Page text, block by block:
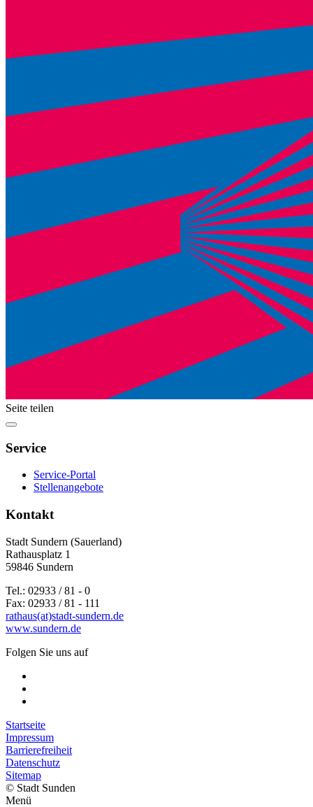
Seite teilen
Service
Service-Portal
Stellenangebote
Kontakt
Stadt Sundern (Sauerland)
Rathausplatz 1
59846 Sundern
Tel.: 02933 / 81 - 0
Fax: 02933 / 81 - 111
rathaus(at)stadt-sundern.de
www.sundern.de
Folgen Sie uns auf
Startseite
Impressum
Barrierefreiheit
Datenschutz
Sitemap
© Stadt Sunden
Menü